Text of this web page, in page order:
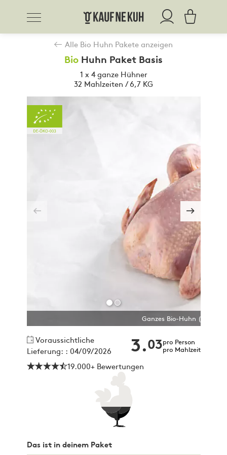
Alle Bio Huhn Pakete anzeigen
Bio Huhn Paket Basis
1 x 4 ganze Hühner
32 Mahlzeiten / 6,7 KG
Ganzes Bio-Huhn (4 Stück
Voraussichtliche
Lieferung: : 04/09/2026
3.03pro Person
pro Mahlzeit
19.000+ Bewertungen
Das ist in deinem Paket